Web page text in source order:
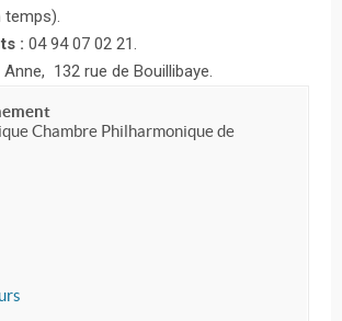
temps).
: 04 94 07 02 21.
Anne, 132 rue de Bouillibaye.
Chambre Philharmonique de